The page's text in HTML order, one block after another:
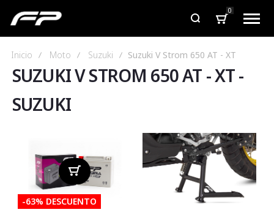
0
Inicio Moto Suzuki Suzuki V Strom 650 AT - XT
SUZUKI V STROM 650 AT - XT-
SUZUKI
-63% DESCUENTO